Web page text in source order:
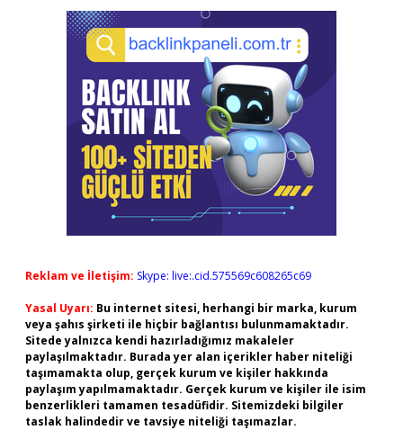
Reklam ve İletişim: Skype: live:.cid.575569c608265c69
Yasal Uyarı: Bu internet sitesi, herhangi bir marka, kurum
veya şahıs şirketi ile hiçbir bağlantısı bulunmamaktadır.
Sitede yalnızca kendi hazırladığımız makaleler
paylaşılmaktadır. Burada yer alan içerikler haber niteliği
taşımamakta olup, gerçek kurum ve kişiler hakkında
paylaşım yapılmamaktadır. Gerçek kurum ve kişiler ile isim
benzerlikleri tamamen tesadüfidir. Sitemizdeki bilgiler
taslak halindedir ve tavsiye niteliği taşımazlar.